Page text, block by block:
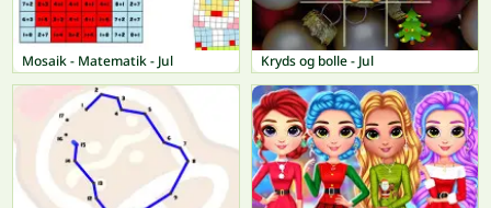
Mosaik - Matematik - Jul Kryds og bolle - Jul